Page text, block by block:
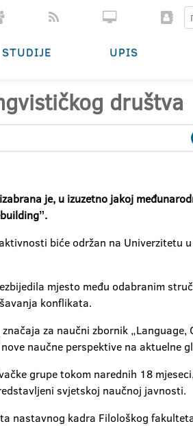
STUDIJE UPIS
društva
je, u izuzetno jakoj
biće održan na Univerzitetu
mjesto među odabranim
konflikata.
za naučni zbornik „Language,
naučne perspektive na aktuelne
grupe tokom narednih 18
svjetskoj naučnoj javnosti.
nastavnog kadra Filološkog